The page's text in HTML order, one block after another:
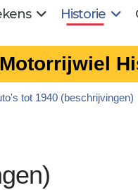
Historie
tot 1940 (beschrijvingen)